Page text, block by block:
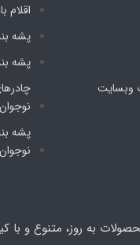
وبسایت
اقلام
پشه‌
پشه‌
نوجوان
پشه‌
نوجوان
محصولات به روز، متنوع و